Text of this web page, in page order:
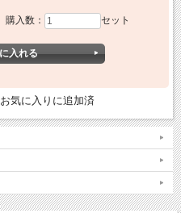
購入数： セット
お気に入りに追加済